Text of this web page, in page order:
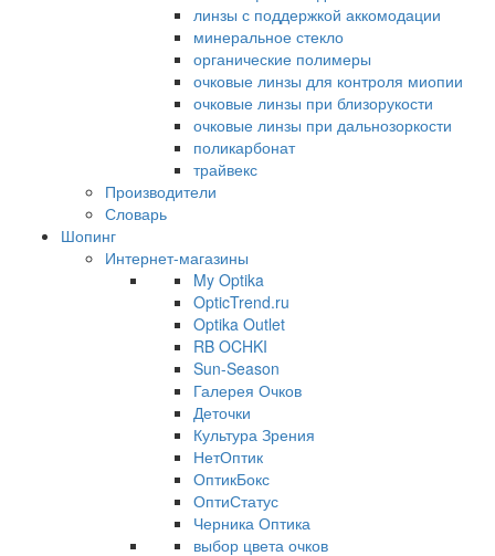
линзы с поддержкой аккомодации
минеральное стекло
органические полимеры
очковые линзы для контроля миопии
очковые линзы при близорукости
очковые линзы при дальнозоркости
поликарбонат
трайвекс
Производители
Словарь
Шопинг
Интернет-магазины
My Optika
OpticTrend.ru
Optika Outlet
RB OCHKI
Sun-Season
Галерея Очков
Деточки
Культура Зрения
НетОптик
ОптикБокс
ОптиСтатус
Черника Оптика
выбор цвета очков